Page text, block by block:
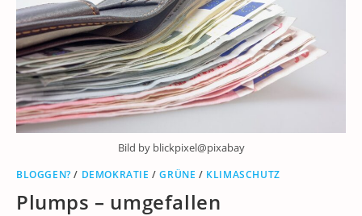
Bild by blickpixel@pixabay
BLOGGEN? / DEMOKRATIE /GRÜNE / KLIMASCHUTZ
Plumps – umgefallen